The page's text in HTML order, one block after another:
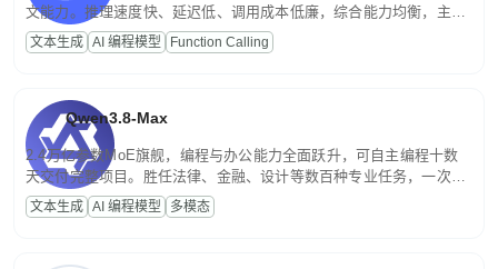
文能力。推理速度快、延迟低、调用成本低廉，综合能力均衡，主打
高并发、轻量化任务，适合日常对话、内容创作、基础 RAG、批量
文案处理等普惠刚需场景。
文本生成 AI 编程模型 Function Calling
Qwen3.8-Max
2.4万亿参数MoE旗舰，编程与办公能力全面跃升，可自主编程十数
天交付完整项目。胜任法律、金融、设计等数百种专业任务，一次对
话端到端交付生产级成果。原生视觉理解贯穿规划、执行与验证全流
程，支持超长文档与长视频的深度语义解析。长程任务中自主规划与
文本生成 AI 编程模型 多模态